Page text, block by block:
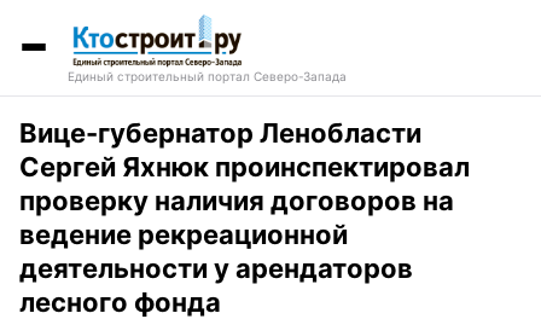
Единый строительный портал Северо-Запада
Вице-губернатор Ленобласти
Сергей Яхнюк проинспектировал
проверку наличия договоров на
ведение рекреационной
деятельности у арендаторов
лесного фонда